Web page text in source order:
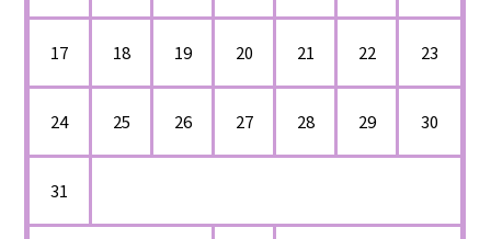
17 18 19 20 21 22 23
24 25 26 27 28 29 30
31